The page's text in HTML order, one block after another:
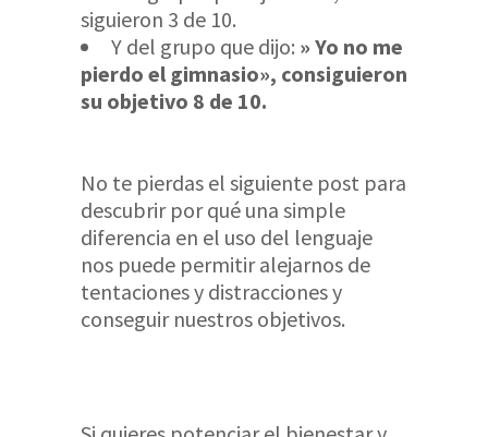
siguieron 3 de 10.
Y del grupo que dijo: » Yo no me
pierdo el gimnasio», consiguieron
su objetivo 8 de 10.
No te pierdas el siguiente post para
descubrir por qué una simple
diferencia en el uso del lenguaje
nos puede permitir alejarnos de
tentaciones y distracciones y
conseguir nuestros objetivos.